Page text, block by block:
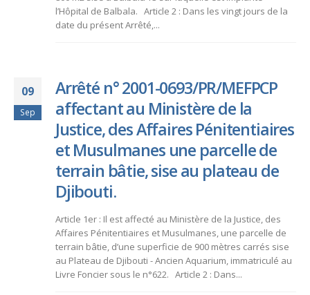
l’Hôpital de Balbala. Article 2 : Dans les vingt jours de la
date du présent Arrêté,...
09
Sep
Arrêté n° 2001-0693/PR/MEFPCP
affectant au Ministère de la
Justice, des Affaires Pénitentiaires
et Musulmanes une parcelle de
terrain bâtie, sise au plateau de
Djibouti.
Article 1er : Il est affecté au Ministère de la Justice, des
Affaires Pénitentiaires et Musulmanes, une parcelle de
terrain bâtie, d’une superficie de 900 mètres carrés sise
au Plateau de Djibouti - Ancien Aquarium, immatriculé au
Livre Foncier sous le n°622. Article 2 : Dans...